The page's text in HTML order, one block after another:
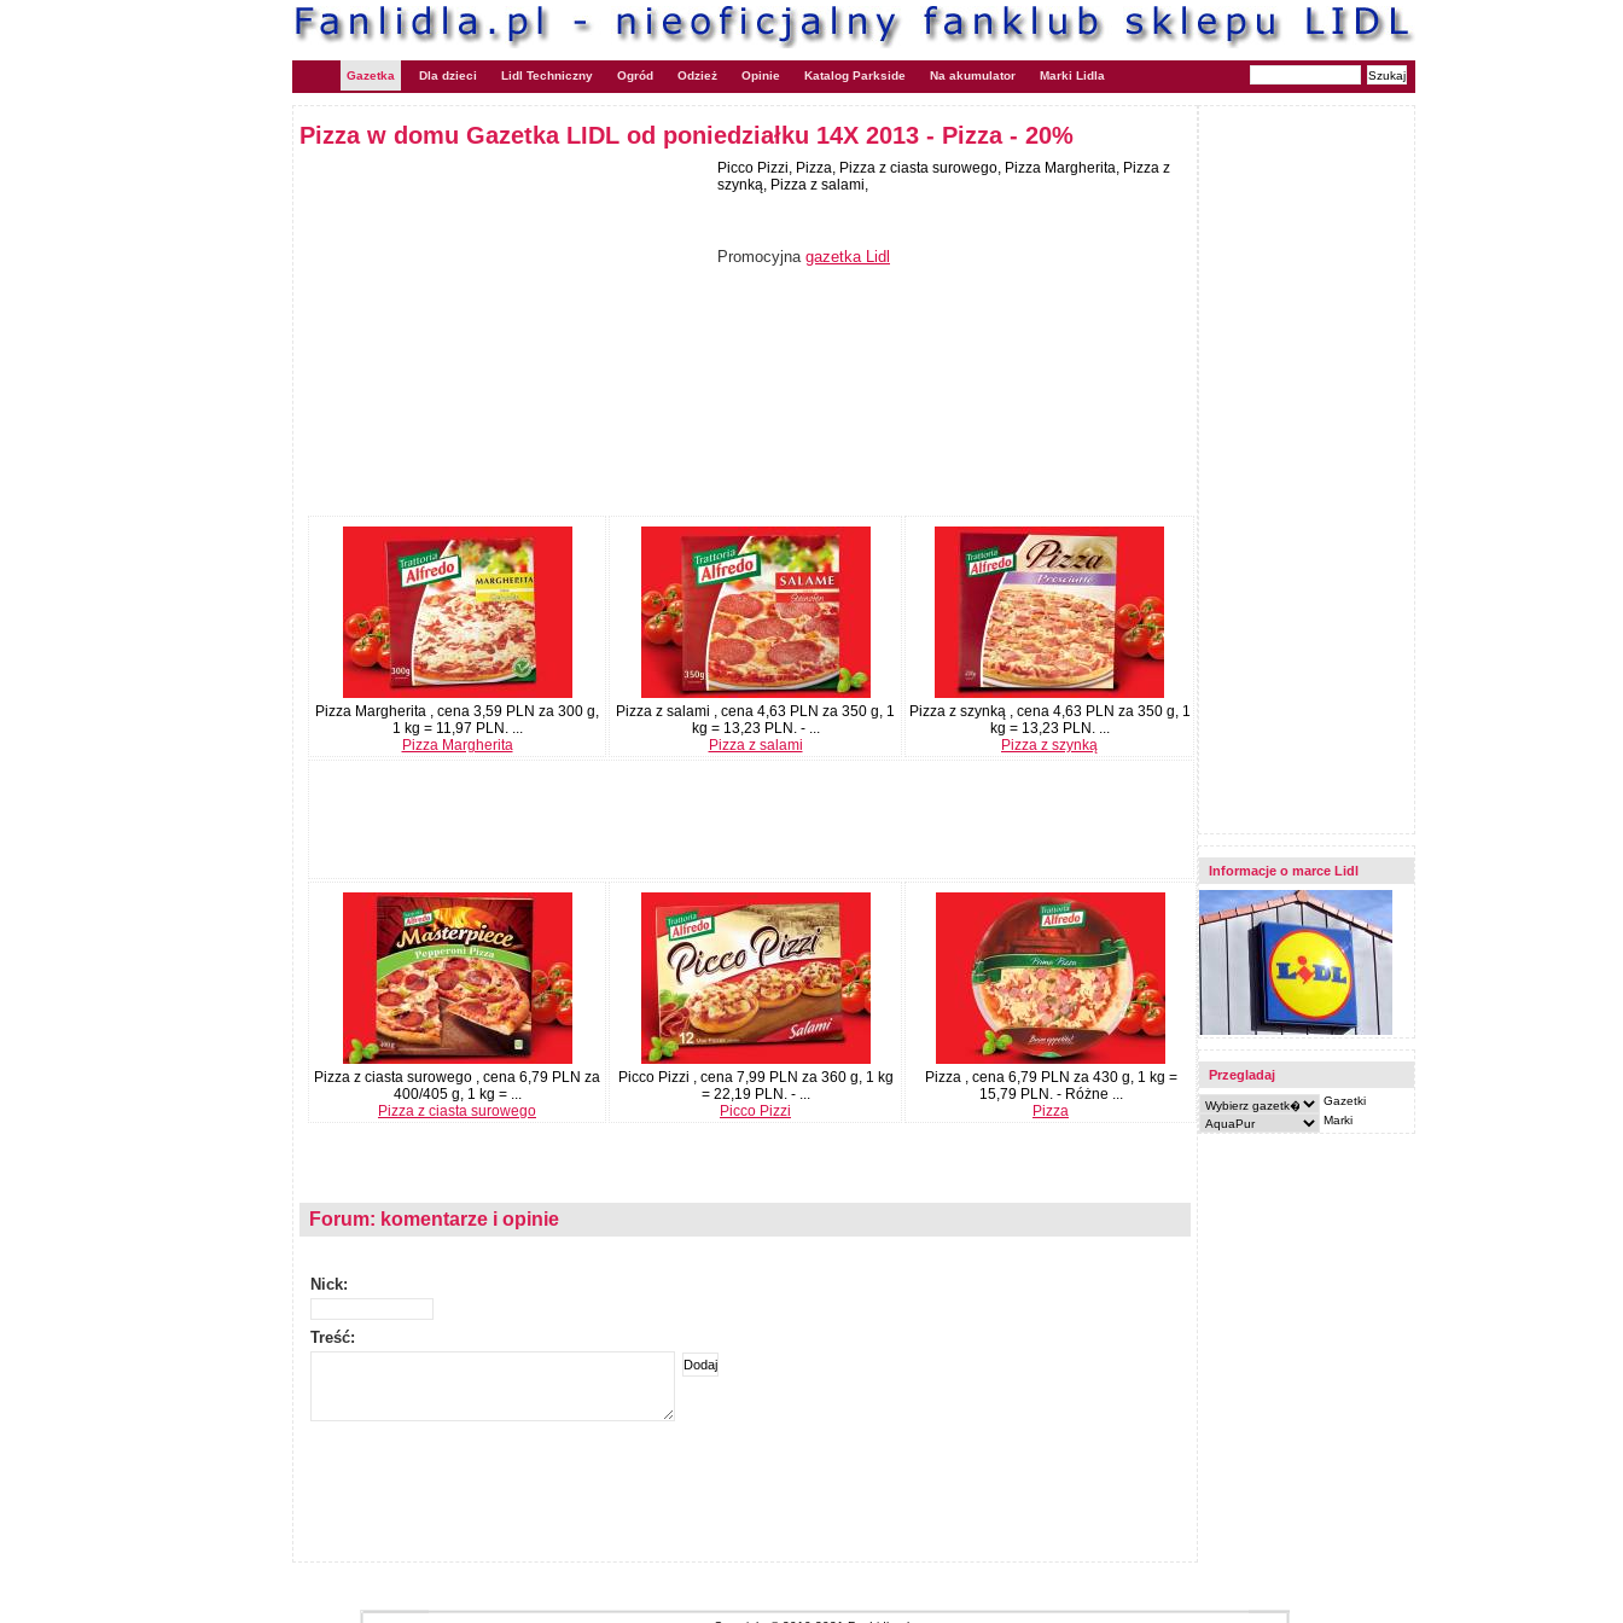
Gazetka Dla dzieci Lidl Techniczny Ogród Odzież Opinie Katalog Parkside Na akumulator Marki Lidla
Pizza w domu Gazetka LIDL od poniedziałku 14X 2013 - Pizza - 20%
Picco Pizzi, Pizza, Pizza z ciasta surowego, Pizza Margherita, Pizza z
szynką, Pizza z salami,
Promocyjna gazetka Lidl
Pizza Margherita , cena 3,59 PLN za 300 g,
1 kg = 11,97 PLN. ...
Pizza Margherita
Pizza z salami , cena 4,63 PLN za 350 g, 1
kg = 13,23 PLN. - ...
Pizza z salami
Pizza z szynką , cena 4,63 PLN za 350 g, 1
kg = 13,23 PLN. ...
Pizza z szynką
Pizza z ciasta surowego , cena 6,79 PLN za
400/405 g, 1 kg = ...
Pizza z ciasta surowego
Picco Pizzi , cena 7,99 PLN za 360 g, 1 kg
= 22,19 PLN. - ...
Picco Pizzi
Pizza , cena 6,79 PLN za 430 g, 1 kg =
15,79 PLN. - Różne ...
Pizza
Forum: komentarze i opinie
Nick:
Treść:
Informacje o marce Lidl
Przegladaj
Gazetki
Marki